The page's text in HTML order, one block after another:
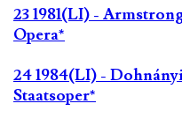
23 1981(LI) -
Opera*
24 1984(LI) -
Staatsoper*